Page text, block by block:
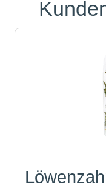
Produktgalerie